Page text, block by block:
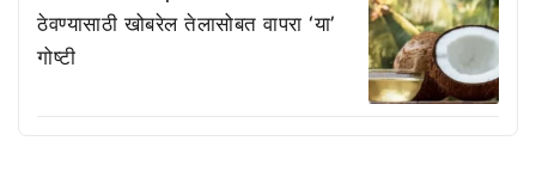
ठेवण्यासाठी खोबरेल तेलासोबत वापरा ‘या’
गोष्टी